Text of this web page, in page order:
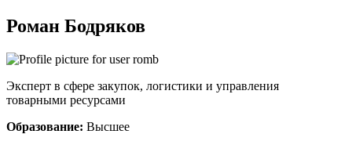
Роман Бодряков
Эксперт в сфере закупок, логистики и управления
товарными ресурсами
Образование: Высшее